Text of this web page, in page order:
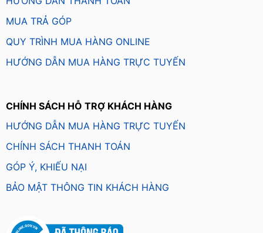
MUA TRẢ GÓP
QUY TRÌNH MUA HÀNG ONLINE
HƯỚNG DẪN MUA HÀNG TRỰC TUYẾN
CHÍNH SÁCH HỖ TRỢ KHÁCH HÀNG
HƯỚNG DẪN MUA HÀNG TRỰC TUYẾN
CHÍNH SÁCH THANH TOÁN
GÓP Ý, KHIẾU NẠI
BẢO MẬT THÔNG TIN KHÁCH HÀNG